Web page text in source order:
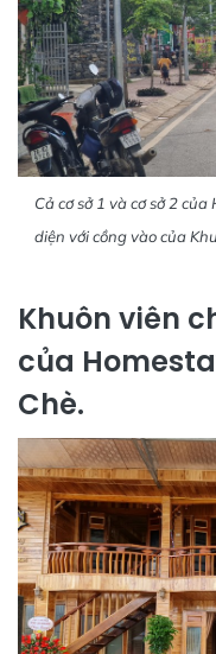
Cả cơ sở 1 và cơ sở 2
diện với cồng vào của
Khuôn viên
của
Chè.